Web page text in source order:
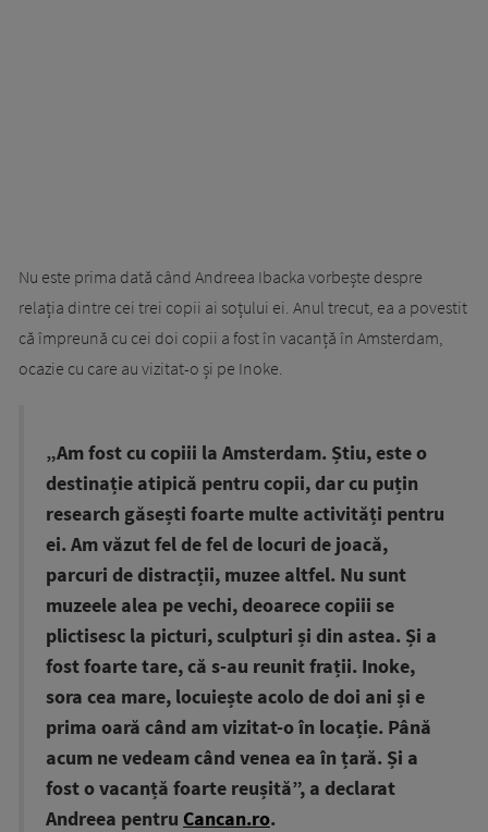
Nu este prima dată când Andreea Ibacka vorbește despre
relația dintre cei trei copii ai soțului ei. Anul trecut, ea a povestit
că împreună cu cei doi copii a fost în vacanță în Amsterdam,
ocazie cu care au vizitat-o și pe Inoke.
„Am fost cu copiii la Amsterdam. Știu, este o
destinație atipică pentru copii, dar cu puțin
research găsești foarte multe activități pentru
ei. Am văzut fel de fel de locuri de joacă,
parcuri de distracții, muzee altfel. Nu sunt
muzeele alea pe vechi, deoarece copiii se
plictisesc la picturi, sculpturi și din astea. Și a
fost foarte tare, că s-au reunit frații. Inoke,
sora cea mare, locuiește acolo de doi ani și e
prima oară când am vizitat-o în locație. Până
acum ne vedeam când venea ea în țară. Și a
fost o vacanță foarte reușită”, a declarat
Andreea pentru Cancan.ro.